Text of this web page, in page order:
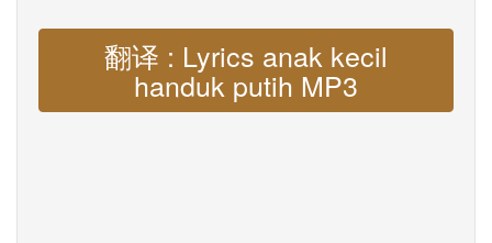
翻译 : Lyrics anak kecil
handuk putih MP3